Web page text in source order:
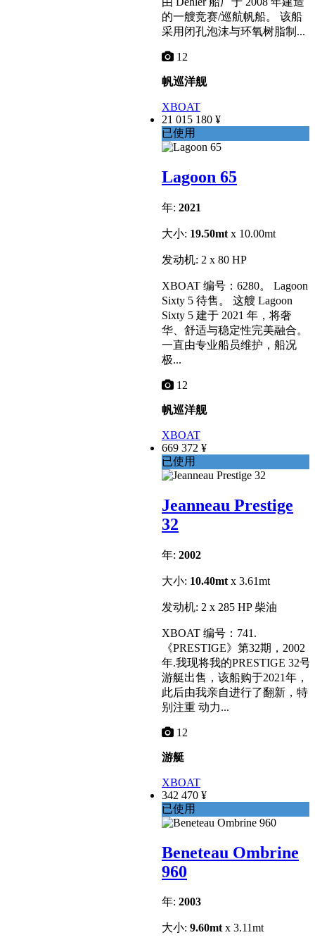
的一艘竞赛/巡航帆船。 该船
采用闭孔泡沫与环氧树脂制...
12
帆巡洋舰
XBOAT
21 015 180 ¥
已使用
Lagoon 65
年: 2021
大小: 19.50mt x 10.00mt
发动机: 2 x 80 HP
XBOAT 编号：6280。 Lagoon
Sixty 5 待售。 这艘 Lagoon
Sixty 5 建于 2021 年，将奢
华、舒适与稳定性完美融合。
一直由专业船员维护，船况
极...
12
帆巡洋舰
XBOAT
669 372 ¥
已使用
Jeanneau Prestige
32
年: 2002
大小: 10.40mt x 3.61mt
发动机: 2 x 285 HP 柴油
XBOAT 编号：741.
《PRESTIGE》第32期，2002
年.我现将我的PRESTIGE 32号
游艇出售，该船购于2021年，
此后由我亲自进行了翻新，特
别注重 动力...
12
游艇
XBOAT
342 470 ¥
已使用
Beneteau Ombrine
960
年: 2003
大小: 9.60mtx 3.11mt